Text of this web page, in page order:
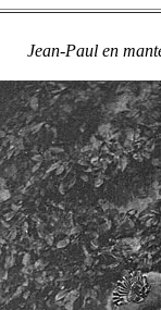
Jean-Paul en